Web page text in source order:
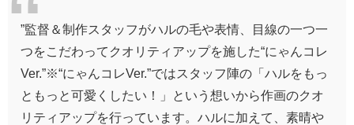
”監督＆制作スタッフがハルの毛や表情、目線の一つ一
つをこだわってクオリティアップを施した“にゃんコレ
Ver.”※“にゃんコレVer.”ではスタッフ陣の「ハルをもっ
ともっと可愛くしたい！」という想いから作画のクオ
リティアップを行っています。ハルに加えて、素晴や